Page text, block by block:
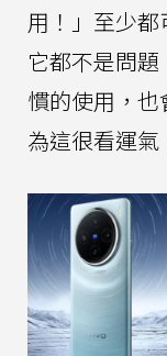
用！」至少
它都不是問
慣的使用，
為這很看運氣